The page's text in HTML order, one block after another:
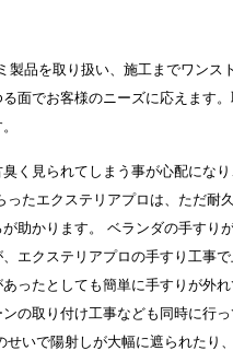
品を取り扱い、施工までワンス
面でお客様のニーズに応えます
く見られてしまう事が心配にな
たエクステリアプロは、ただ耐
助かります。 ベランダの手すり
エクステリアプロの手すり工事
ったとしても簡単に手すりが外
の取り付け工事なども同時に行
いで陽射しが大幅に遮られたり